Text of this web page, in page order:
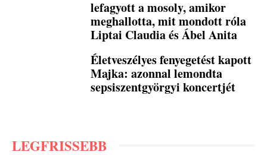
lefagyott a mosoly, amikor
meghallotta, mit mondott róla
Liptai Claudia és Ábel Anita
Életveszélyes fenyegetést kapott
Majka: azonnal lemondta
sepsiszentgyörgyi koncertjét
LEGFRISSEBB